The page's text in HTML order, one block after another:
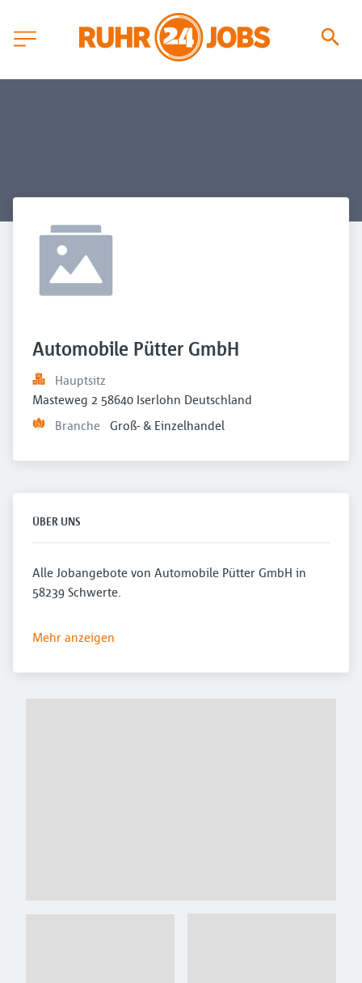
Automobile Pütter GmbH
Hauptsitz
Masteweg 2 58640 Iserlohn Deutschland
Branche Groß- & Einzelhandel
ÜBER UNS
Alle Jobangebote von Automobile Pütter GmbH in
58239 Schwerte.
Mehr anzeigen